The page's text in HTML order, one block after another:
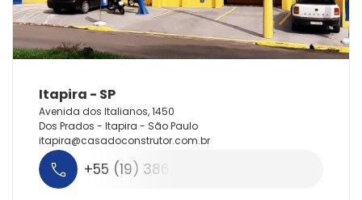
Avenida dos Italianos, 1450
Dos Prados - Itapira - São Paulo
itapira@casadoconstrutor.com.br
+55 (19) 3863-4680